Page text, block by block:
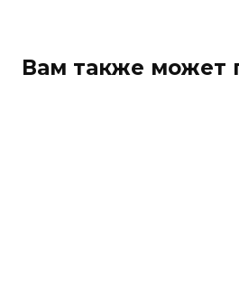
Вам также может